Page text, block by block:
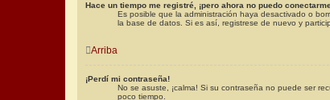
Hace un tiempo me registré, ¡pero ahora no puedo
Es posible que la administración haya desactivado o
la base de datos. Si es así, registrese de nuevo y
Arriba
¡Perdí mi contraseña!
No se asuste, ¡calma! Si su contraseña no puede ser
poco tiempo.